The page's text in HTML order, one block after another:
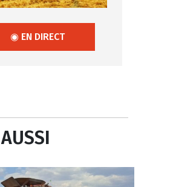
◉ EN DIRECT
AUSSI